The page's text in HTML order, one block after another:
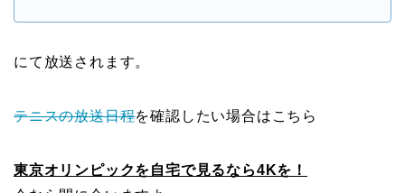
にて放送されます。
テニスの放送日程を確認したい場合はこちら
東京オリンピックを自宅で見るなら4Kを！